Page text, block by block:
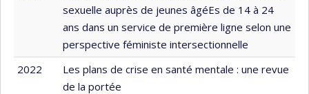
sexuelle auprès de jeunes âgéEs de 14 à 24
ans dans un service de première ligne selon une
perspective féministe intersectionnelle
2022
Les plans de crise en santé mentale : une revue
de la portée